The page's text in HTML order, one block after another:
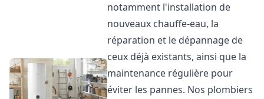
notamment l'installation de
nouveaux chauffe-eau, la
réparation et le dépannage de
ceux déjà existants, ainsi que la
maintenance régulière pour
éviter les pannes. Nos plombiers